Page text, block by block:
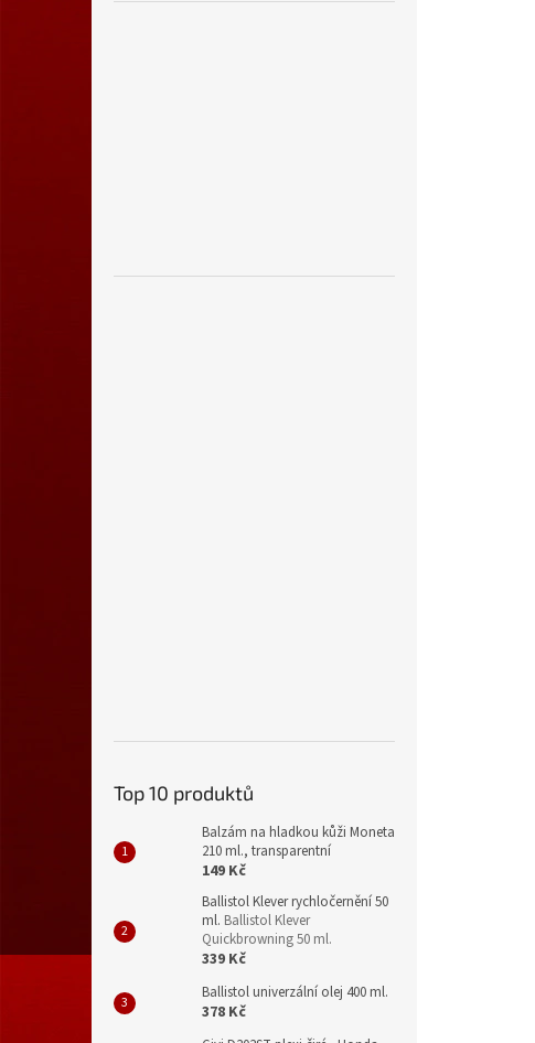
Top 10 produktů
Balzám na hladkou kůži Moneta
210 ml., transparentní
149 Kč
Ballistol Klever rychločernění 50
ml. Ballistol Klever
Quickbrowning 50 ml.
339 Kč
Ballistol univerzální olej 400 ml.
378 Kč